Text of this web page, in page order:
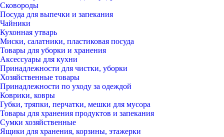
Сковороды
Посуда для выпечки и запекания
Чайники
Кухонная утварь
Миски, салатники, пластиковая посуда
Товары для уборки и хранения
Аксессуары для кухни
Принадлежности для чистки, уборки
Хозяйственные товары
Принадлежности по уходу за одеждой
Коврики, ковры
Губки, тряпки, перчатки, мешки для мусора
Товары для хранения продуктов и запекания
Сумки хозяйственные
Ящики для хранения, корзины, этажерки